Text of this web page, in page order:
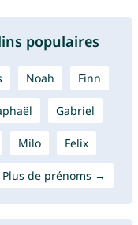
populaires
Noah Finn
Gabriel
Milo Felix
Plus de prénoms →